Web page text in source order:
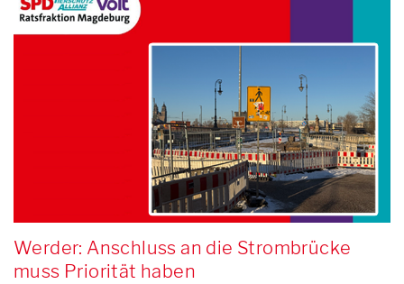
Werder: Anschluss an die Strombrücke
muss Priorität haben